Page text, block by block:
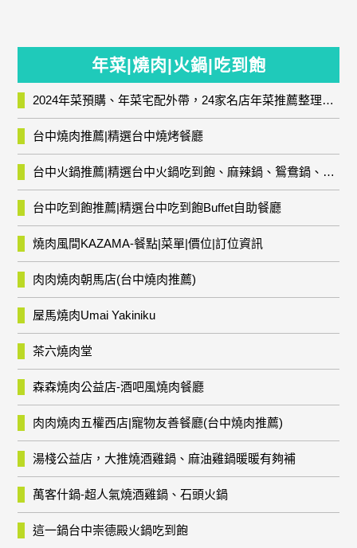
年菜|燒肉|火鍋|吃到飽
2024年菜預購、年菜宅配外帶，24家名店年菜推薦整理，圍爐輕鬆上菜團圓趣
台中燒肉推薦|精選台中燒烤餐廳
台中火鍋推薦|精選台中火鍋吃到飽、麻辣鍋、鴛鴦鍋、石頭火鍋、酸菜白肉鍋、海鮮鍋、燒酒雞、麻油雞、壽喜燒等熱門人氣火鍋店!
台中吃到飽推薦|精選台中吃到飽Buffet自助餐廳
燒肉風間KAZAMA-餐點|菜單|價位|訂位資訊
肉肉燒肉朝馬店(台中燒肉推薦)
屋馬燒肉Umai Yakiniku
茶六燒肉堂
森森燒肉公益店-酒吧風燒肉餐廳
肉肉燒肉五權西店|寵物友善餐廳(台中燒肉推薦)
湯棧公益店，大推燒酒雞鍋、麻油雞鍋暖暖有夠補
萬客什鍋-超人氣燒酒雞鍋、石頭火鍋
這一鍋台中崇德殿火鍋吃到飽